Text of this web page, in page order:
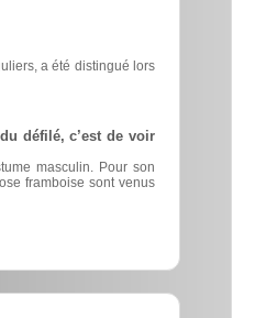
a été distingué lors
défilé, c’est de voir
masculin. Pour son
framboise sont venus